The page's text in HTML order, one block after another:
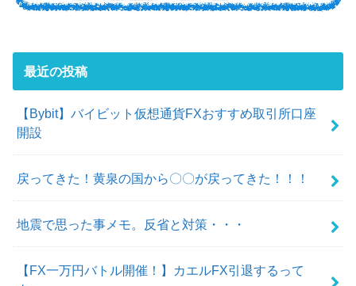
最近の投稿
【Bybit】バイビット仮想通貨FXおすすめ取引所口座
開設
戻ってきた！黄泉の国から〇〇が戻ってきた！！！
地震で思った事メモ。反省と対策・・・
【FX一万円バトル開催！】カエルFX引退するって